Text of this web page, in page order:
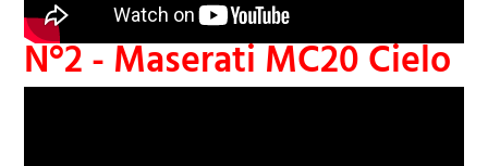
N°2 - Maserati MC20 Cielo